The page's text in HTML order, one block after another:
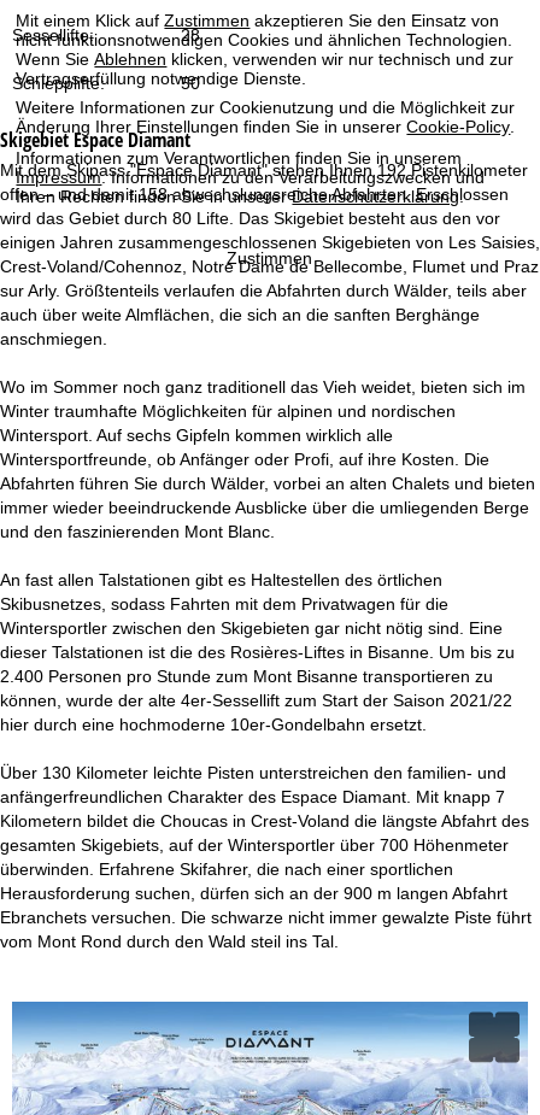
Mit einem Klick aufZustimmen akzeptieren Sie den Einsatz von
nicht funktionsnotwendigen Cookies und ähnlichen Technologien.
Wenn SieAblehnen klicken, verwenden wir nur technisch und zur
Vertragserfüllung notwendige Dienste.
Weitere Informationen zur Cookienutzung und die Möglichkeit zur
Änderung Ihrer Einstellungen finden Sie in unsererCookie-Policy
Informationen zum Verantwortlichen finden Sie in unserem
Impressum. Informationen zu den Verarbeitungszwecken und
Ihren Rechten finden Sie in unsererDatenschutzerklärung.
Zustimmen
e
Sessellifte: 28
Schlepplifte: 50
SkigebietEspace Diamant
Mit dem Skipass "Espace Diamant" stehen Ihnen 192 Pistenkilometer
offen – und damit 158 abwechslungsreiche Abfahrten. Erschlossen
wird das Gebiet durch 80 Lifte. Das Skigebiet besteht aus den vor
einigen Jahren zusammengeschlossenen Skigebieten von Les Saisies,
Crest-Voland/Cohennoz, Notre Dame de Bellecombe, Flumet und Praz
sur Arly. Größtenteils verlaufen die Abfahrten durch Wälder, teils aber
auch über weite Almflächen, die sich an die sanften Berghänge
anschmiegen.
Wo im Sommer noch ganz traditionell das Vieh weidet, bieten sich im
Winter traumhafte Möglichkeiten für alpinen und nordischen
Wintersport. Auf sechs Gipfeln kommen wirklich alle
Wintersportfreunde, ob Anfänger oder Profi, auf ihre Kosten. Die
Abfahrten führen Sie durch Wälder, vorbei an alten Chalets und bieten
immer wieder beeindruckende Ausblicke über die umliegenden Berge
und den faszinierenden Mont Blanc.
An fast allen Talstationen gibt es Haltestellen des örtlichen
Skibusnetzes, sodass Fahrten mit dem Privatwagen für die
Wintersportler zwischen den Skigebieten gar nicht nötig sind. Eine
dieser Talstationen ist die des Rosières-Liftes in Bisanne. Um bis zu
2.400 Personen pro Stunde zum Mont Bisanne transportieren zu
können, wurde der alte 4er-Sessellift zum Start der Saison 2021/22
hier durch eine hochmoderne 10er-Gondelbahn ersetzt.
Über 130 Kilometer leichte Pisten unterstreichen den familien- und
anfängerfreundlichen Charakter des Espace Diamant. Mit knapp 7
Kilometern bildet die Choucas in Crest-Voland die längste Abfahrt des
gesamten Skigebiets, auf der Wintersportler über 700 Höhenmeter
überwinden. Erfahrene Skifahrer, die nach einer sportlichen
Herausforderung suchen, dürfen sich an der 900 m langen Abfahrt
Ebranchets versuchen. Die schwarze nicht immer gewalzte Piste führt
vom Mont Rond durch den Wald steil ins Tal.